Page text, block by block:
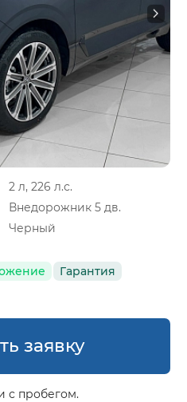
2 л, 226 л.с.
Внедорожник 5 дв.
Черный
Гарантия
заявку
с пробегом.